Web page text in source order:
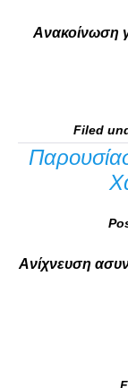
Ανακοίνωση
Filed
Ανίχνευση